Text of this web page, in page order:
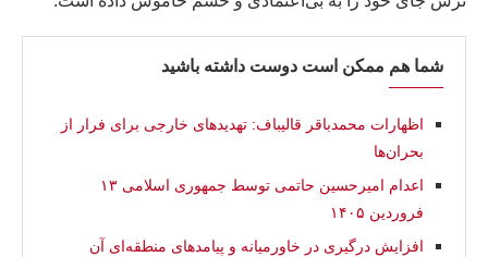
شما هم ممکن است دوست داشته باشید
اظهارات محمدباقر قالیباف: تهدیدهای خارجی برای فرار از
بحران‌ها
اعدام امیرحسین حاتمی توسط جمهوری اسلامی ۱۳
فروردین ۱۴۰۵
افزایش درگیری در خاورمیانه و پیامدهای منطقه‌ای آن